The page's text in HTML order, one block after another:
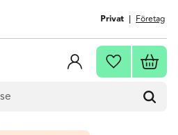
Privat Företag
Favoriter